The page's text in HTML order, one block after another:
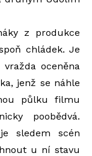
z produkce
chládek. Je
oceněna
jenž se náhle
půlku filmu
poobědvá.
sledem scén
u ní stavu